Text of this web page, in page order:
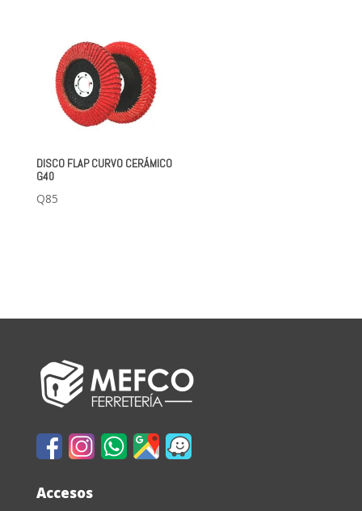
DISCO FLAP CURVO CERÁMICO
G40
Q85
Accesos